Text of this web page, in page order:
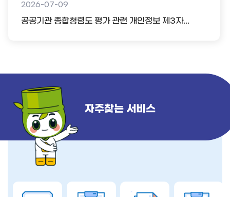
2026-07-09
공공기관 종합청렴도 평가 관련 개인정보 제3자...
자주찾는 서비스